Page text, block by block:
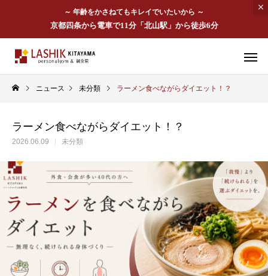
～ 年齢をかさねてもキレイでいたいから ～
京都四条から電車で11分「北山駅」から徒歩6分
ニュース 未分類 ラーメン食べながらダイエット！？
ラーメン食べながらダイエット！？
2026.06.09 未分類